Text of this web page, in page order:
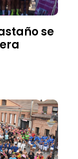
se